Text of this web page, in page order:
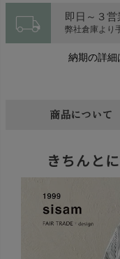
local_shipping 即日～３営
弊社倉庫より
納期の詳細
商品について
きちんと